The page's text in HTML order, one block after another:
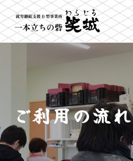
ご利用の流れ